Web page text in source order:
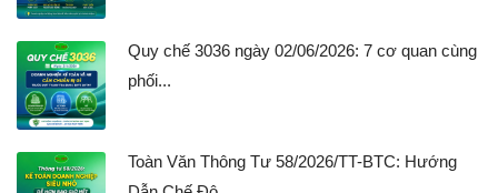
Quy chế 3036 ngày 02/06/2026: 7 cơ quan cùng
phối...
Toàn Văn Thông Tư 58/2026/TT-BTC: Hướng